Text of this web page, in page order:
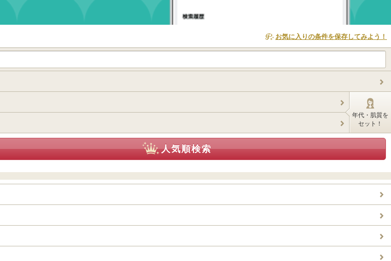
お気に入りの条件を保存してみよう！
年代・肌質を
セット！